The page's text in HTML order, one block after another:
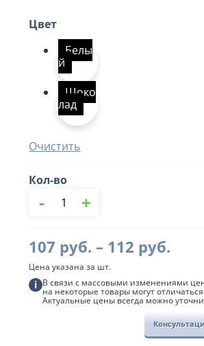
Цвет
Белы
й
Шоко
лад
Очистить
Кол-во
товара
универсальная,
87/120
мм
Grandline
- +
107 руб. – 112 руб.
107
руб.
–
112
Цена указана за шт.
i В связи с массовыми изменениями
на некоторые товары могут
Актуальные цены всегда можно